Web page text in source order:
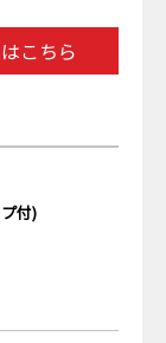
こちら
付)